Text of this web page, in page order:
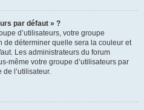
par défaut » ?
d’utilisateurs, votre groupe
de déterminer quelle sera la couleur et
Les administrateurs du forum
même votre groupe d’utilisateurs par
l’utilisateur.